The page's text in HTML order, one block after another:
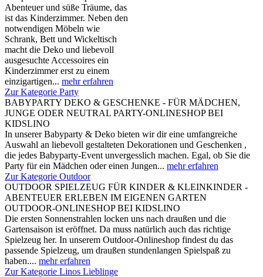
Abenteuer und süße Träume, das
ist das Kinderzimmer. Neben den
notwendigen Möbeln wie
Schrank, Bett und Wickeltisch
macht die Deko und liebevoll
ausgesuchte Accessoires ein
Kinderzimmer erst zu einem
einzigartigen... mehr erfahren
Zur Kategorie Party
BABYPARTY DEKO & GESCHENKE - FÜR MÄDCHEN,
JUNGE ODER NEUTRAL PARTY-ONLINESHOP BEI
KIDSLINO
In unserer Babyparty & Deko bieten wir dir eine umfangreiche
Auswahl an liebevoll gestalteten Dekorationen und Geschenken ,
die jedes Babyparty-Event unvergesslich machen. Egal, ob Sie die
Party für ein Mädchen oder einen Jungen... mehr erfahren
Zur Kategorie Outdoor
OUTDOOR SPIELZEUG FÜR KINDER & KLEINKINDER -
ABENTEUER ERLEBEN IM EIGENEN GARTEN
OUTDOOR-ONLINESHOP BEI KIDSLINO
Die ersten Sonnenstrahlen locken uns nach draußen und die
Gartensaison ist eröffnet. Da muss natürlich auch das richtige
Spielzeug her. In unserem Outdoor-Onlineshop findest du das
passende Spielzeug, um draußen stundenlangen Spielspaß zu
haben.... mehr erfahren
Zur Kategorie Linos Lieblinge